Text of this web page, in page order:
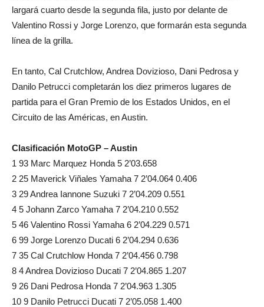
largará cuarto desde la segunda fila, justo por delante de
Valentino Rossi y Jorge Lorenzo, que formarán esta segunda
línea de la grilla.
En tanto, Cal Crutchlow, Andrea Dovizioso, Dani Pedrosa y
Danilo Petrucci completarán los diez primeros lugares de
partida para el Gran Premio de los Estados Unidos, en el
Circuito de las Américas, en Austin.
Clasificación MotoGP – Austin
1 93 Marc Marquez Honda 5 2’03.658
2 25 Maverick Viñales Yamaha 7 2’04.064 0.406
3 29 Andrea Iannone Suzuki 7 2’04.209 0.551
4 5 Johann Zarco Yamaha 7 2’04.210 0.552
5 46 Valentino Rossi Yamaha 6 2’04.229 0.571
6 99 Jorge Lorenzo Ducati 6 2’04.294 0.636
7 35 Cal Crutchlow Honda 7 2’04.456 0.798
8 4 Andrea Dovizioso Ducati 7 2’04.865 1.207
9 26 Dani Pedrosa Honda 7 2’04.963 1.305
10 9 Danilo Petrucci Ducati 7 2’05.058 1.400